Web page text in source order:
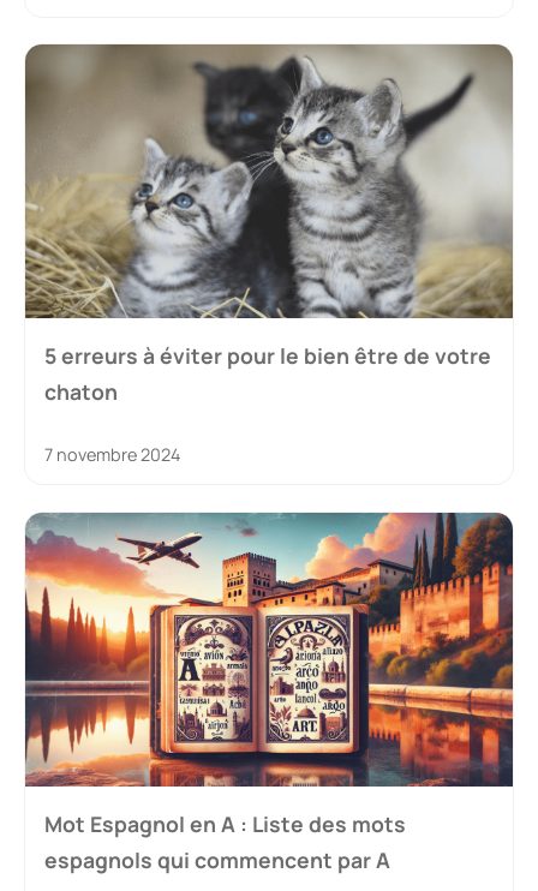
5 erreurs à éviter pour le bien être de votre
chaton
7 novembre 2024
Mot Espagnol en A : Liste des mots
espagnols qui commencent par A